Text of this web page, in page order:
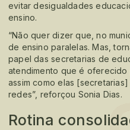
evitar desigualdades
ensino.
“Não quer dizer que, no
de ensino paralelas. Mas,
papel das secretarias de
atendimento que é oferecido
assim como elas
redes”, reforçou Sonia Dias.
Rotina